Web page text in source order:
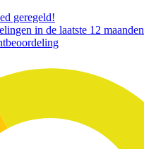
geregeld!
in de laatste 12 maanden